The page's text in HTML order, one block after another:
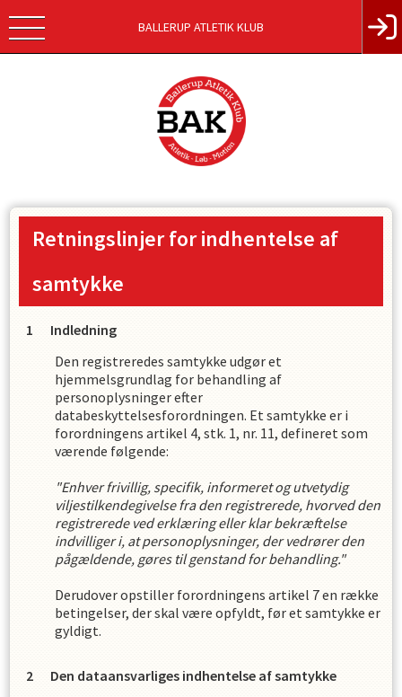
BALLERUP ATLETIK KLUB
Retningslinjer for indhentelse af
samtykke
Indledning
Den registreredes samtykke udgør et
hjemmelsgrundlag for behandling af
personoplysninger efter
databeskyttelsesforordningen. Et samtykke er i
forordningens artikel 4, stk. 1, nr. 11, defineret som
værende følgende:
"Enhver frivillig, specifik, informeret og utvetydig
viljestilkendegivelse fra den registrerede, hvorved den
registrerede ved erklæring eller klar bekræftelse
indvilliger i, at personoplysninger, der vedrører den
pågældende, gøres til genstand for behandling."
Derudover opstiller forordningens artikel 7 en række
betingelser, der skal være opfyldt, før et samtykke er
gyldigt.
Den dataansvarliges indhentelse af samtykke